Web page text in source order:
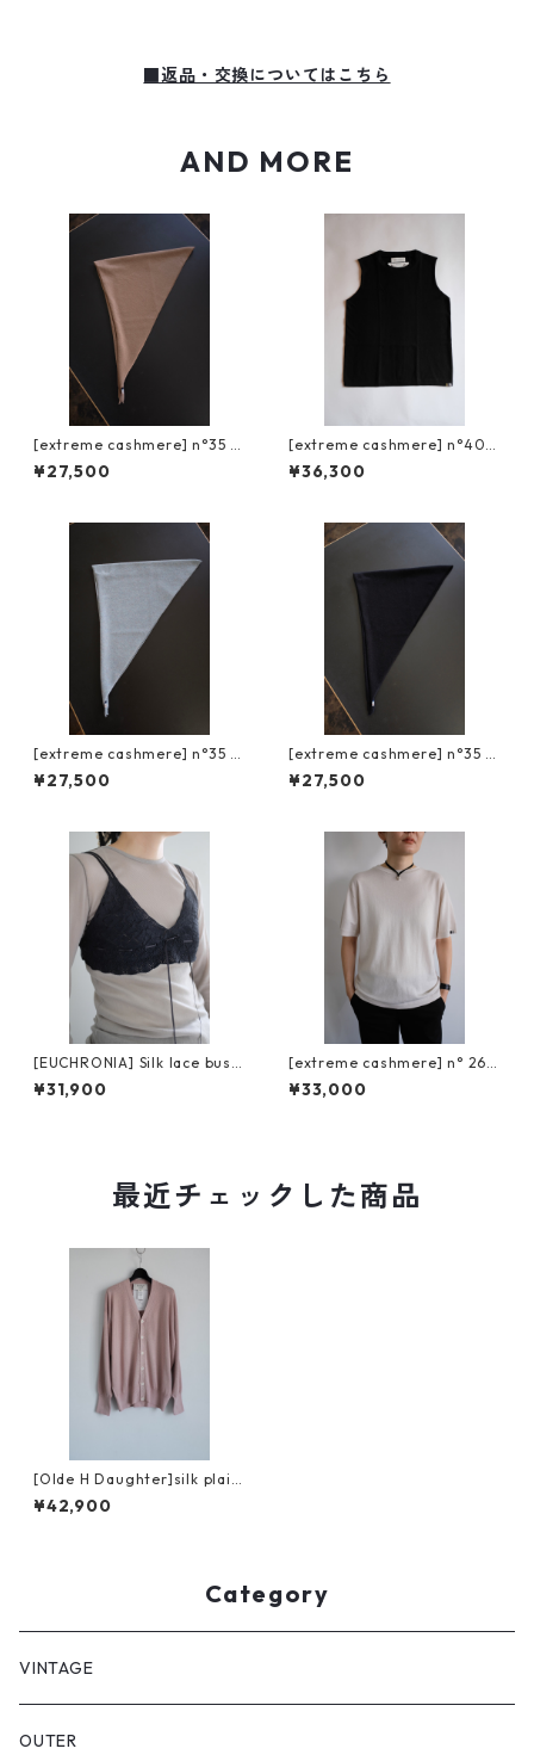
■返品・交換についてはこちら
AND MORE
[extreme cashmere] n°35 b
andana / chai
¥27,500
[extreme cashmere] n°408
muscle / raven
¥36,300
[extreme cashmere] n°35 b
andana / mermaid
¥27,500
[extreme cashmere] n°35 b
andana / raven
¥27,500
[EUCHRONIA] Silk lace busti
er / BLACK
¥31,900
[extreme cashmere] n° 268
cuba / chalk
¥33,000
最近チェックした商品
[Olde H Daughter]silk plain
stitch cardigan
¥42,900
Category
VINTAGE
OUTER